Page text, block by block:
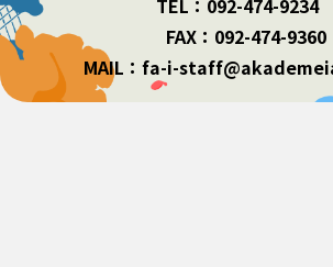
TEL：092-474-9234
FAX：092-474-9360
MAIL：fa-i-